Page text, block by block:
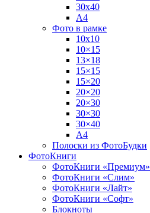
30х40
А4
Фото в рамке
10х10
10×15
13×18
15×15
15×20
20×20
20×30
30×30
30×40
A4
Полоски из ФотоБудки
ФотоКниги
ФотоКниги «Премиум»
ФотоКниги «Слим»
ФотоКниги «Лайт»
ФотоКниги «Софт»
Блокноты